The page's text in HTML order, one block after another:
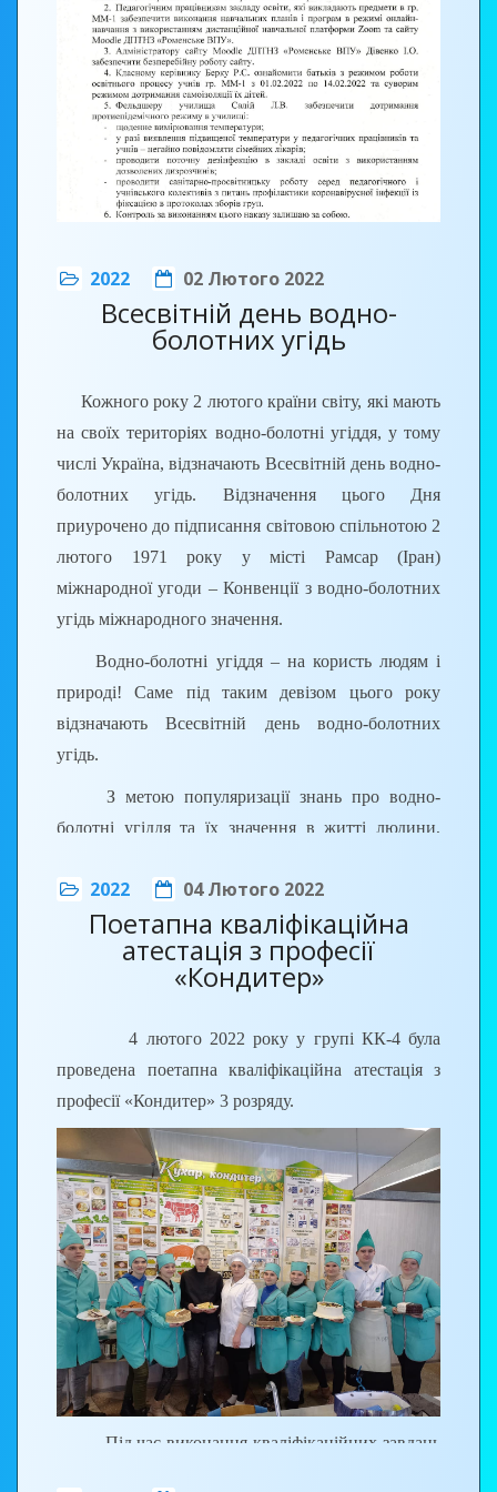
2022 02 Лютого 2022
Всесвітній день водно-
болотних угідь
Кожного року 2 лютого країни світу, які мають
на своїх територіях водно-болотні угіддя, у тому
числі Україна, відзначають Всесвітній день водно-
болотних угідь. Відзначення цього Дня
приурочено до підписання світовою спільнотою 2
лютого 1971 року у місті Рамсар (Іран)
міжнародної угоди – Конвенції з водно-болотних
угідь міжнародного значення.
Водно-болотні угіддя – на користь людям і
природі! Саме під таким девізом цього року
відзначають Всесвітній день водно-болотних
угідь.
З метою популяризації знань про водно-
болотні угіддя та їх значення в житті людини,
проведена бесіда з учнями групи КК-1.
2022 04 Лютого 2022
Поетапна кваліфікаційна
атестація з професії
«Кондитер»
4 лютого 2022 року у групі КК-4 була
проведена поетапна кваліфікаційна атестація з
професії «Кондитер» 3 розряду.
Під час виконання кваліфікаційних завдань